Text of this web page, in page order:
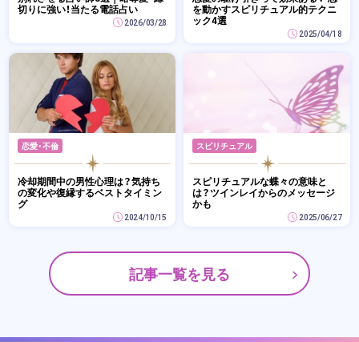
切りに強い！当たる電話占い
2026/03/28
を動かすスピリチュアル的テクニ
ック4選
2025/04/18
恋愛・不倫
冷却期間中の男性心理は？気持ち
の変化や復縁するベストタイミン
グ
2024/10/15
スピリチュアル
スピリチュアルな蝶々の意味と
は？ツインレイからのメッセージ
かも
2025/06/27
記事一覧を見る